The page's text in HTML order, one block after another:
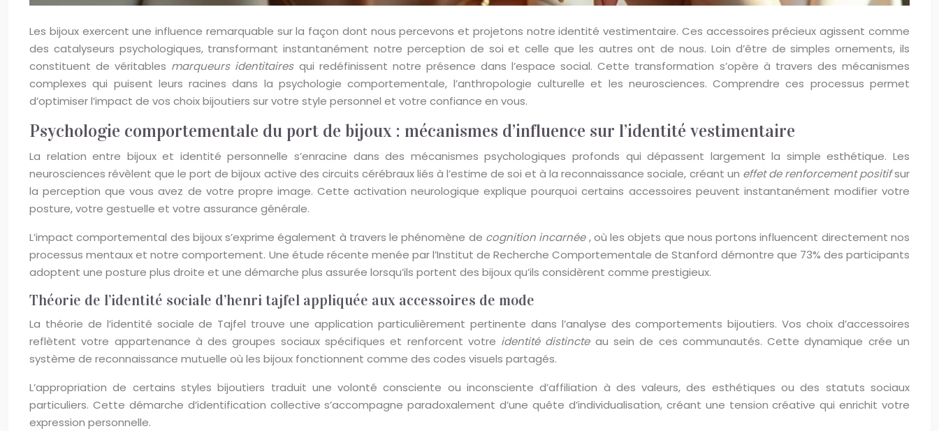
Les bijoux exercent une influence remarquable sur la façon dont nous percevons et projetons notre identité vestimentaire. Ces accessoires précieux agissent comme
des catalyseurs psychologiques, transformant instantanément notre perception de soi et celle que les autres ont de nous. Loin d’être de simples ornements, ils
constituent de véritables marqueurs identitaires qui redéfinissent notre présence dans l’espace social. Cette transformation s’opère à travers des mécanismes
complexes qui puisent leurs racines dans la psychologie comportementale, l’anthropologie culturelle et les neurosciences. Comprendre ces processus permet
d’optimiser l’impact de vos choix bijoutiers sur votre style personnel et votre confiance en vous.
Psychologie comportementale du port de bijoux : mécanismes d’influence sur l’identité vestimentaire
La relation entre bijoux et identité personnelle s’enracine dans des mécanismes psychologiques profonds qui dépassent largement la simple esthétique. Les
neurosciences révèlent que le port de bijoux active des circuits cérébraux liés à l’estime de soi et à la reconnaissance sociale, créant un effet de renforcement positifsur
la perception que vous avez de votre propre image. Cette activation neurologique explique pourquoi certains accessoires peuvent instantanément modifier votre
posture, votre gestuelle et votre assurance générale.
L’impact comportemental des bijoux s’exprime également à travers le phénomène de cognition incarnée, où les objets que nous portons influencent directement nos
processus mentaux et notre comportement. Une étude récente menée par l’Institut de Recherche Comportementale de Stanford démontre que 73% des participants
adoptent une posture plus droite et une démarche plus assurée lorsqu’ils portent des bijoux qu’ils considèrent comme prestigieux.
Théorie de l’identité sociale d’henri tajfel appliquée aux accessoires de mode
La théorie de l’identité sociale de Tajfel trouve une application particulièrement pertinente dans l’analyse des comportements bijoutiers. Vos choix d’accessoires
reflètent votre appartenance à des groupes sociaux spécifiques et renforcent votre identité distincte au sein de ces communautés. Cette dynamique crée un
système de reconnaissance mutuelle où les bijoux fonctionnent comme des codes visuels partagés.
L’appropriation de certains styles bijoutiers traduit une volonté consciente ou inconsciente d’affiliation à des valeurs, des esthétiques ou des statuts sociaux
particuliers. Cette démarche d’identification collective s’accompagne paradoxalement d’une quête d’individualisation, créant une tension créative qui enrichit votre
expression personnelle.